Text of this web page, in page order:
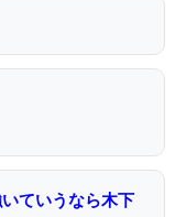
ていうなら木下